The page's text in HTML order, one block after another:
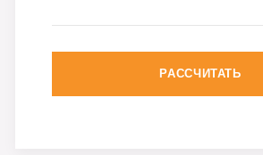
РАССЧИТАТЬ